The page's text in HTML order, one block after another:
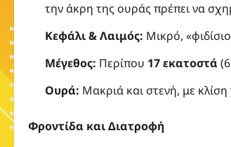
την άκρη της ουράς πρέπει να
Κεφάλι & Λαιμός: Μικρό,
Μέγεθος: Περίπου 17 εκατοστά
Ουρά: Μακριά και στενή, με
Φροντίδα και Διατροφή